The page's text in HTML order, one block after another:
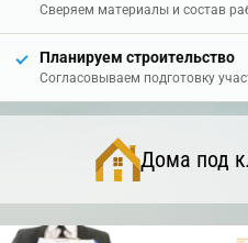
Сверяем материалы и состав
Планируем строительство
Согласовываем подготовку
Дома под